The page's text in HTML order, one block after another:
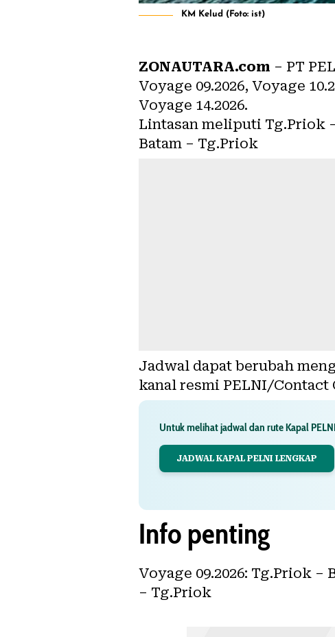
KM Kelud (Foto: ist)
ZONAUTARA.com – PT
Voyage 09.2026, Voyage
Voyage 14.2026.
Lintasan meliputi Tg.Priok
Batam – Tg.Priok
Jadwal dapat berubah
kanal resmi PELNI/Contact
Untuk melihat jadwal dan rute Kapal
JADWAL KAPAL PELNI LENGKAP
Info penting
Voyage 09.2026: Tg.Priok –
– Tg.Priok